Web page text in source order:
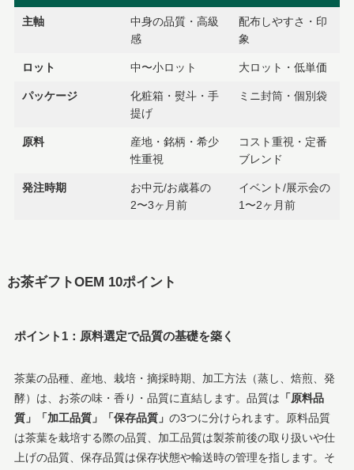
主軸
中身の品質・高級
感
配布しやすさ・印
象
ロット 中〜小ロット 大ロット・低単価
パッケージ
化粧箱・熨斗・手
提げ
ミニ封筒・個別袋
原料
産地・銘柄・希少
性重視
コスト重視・定番
ブレンド
発注時期
お中元/お歳暮の
2〜3ヶ月前
イベント/展示会の
1〜2ヶ月前
お茶ギフトOEM 10ポイント
ポイント1：原料選定で品質の基礎を築く
茶葉の品種、産地、栽培・摘採時期、加工方法（蒸し、焙煎、発
酵）は、お茶の味・香り・品質に直結します。品質は 「原料品
質」「加工品質」「保存品質」 の3つに分けられます。原料品質
は茶葉を栽培する際の品質、加工品質は製茶前後の取り扱いや仕
上げの品質、保存品質は保存状態や輸送時の管理を指します。そ